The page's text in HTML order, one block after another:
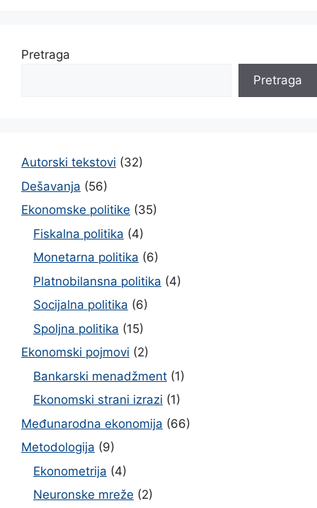
Pretraga
Pretraga
Autorski tekstovi (32)
Dešavanja (56)
Ekonomske politike (35)
Fiskalna politika (4)
Monetarna politika (6)
Platnobilansna politika (4)
Socijalna politika (6)
Spoljna politika (15)
Ekonomski pojmovi (2)
Bankarski menadžment (1)
Ekonomski strani izrazi (1)
Međunarodna ekonomija (66)
Metodologija (9)
Ekonometrija (4)
Neuronske mreže (2)